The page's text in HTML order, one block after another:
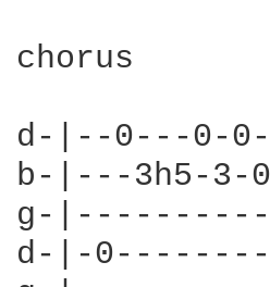
chorus
d-|--0---0-
b-|---3h5-
g-
d-|-